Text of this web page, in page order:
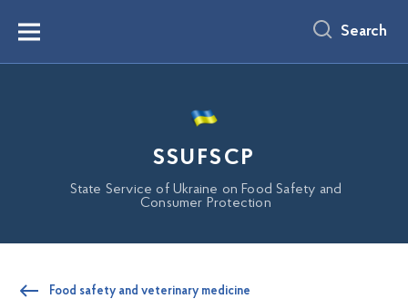
content
Menu Search
SSUFSCP
State Service of Ukraine on Food Safety and
Consumer Protection
Food safety and veterinary medicine